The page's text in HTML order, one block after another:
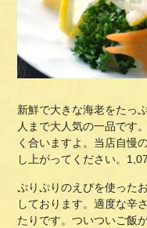
新鮮で大きな海老をたっ
人まで大人気の一品です
く合いますよ。当店自慢
し上がってください。
ぷりぷりのえびを使った
しております。適度な辛
たりです。ついついご飯